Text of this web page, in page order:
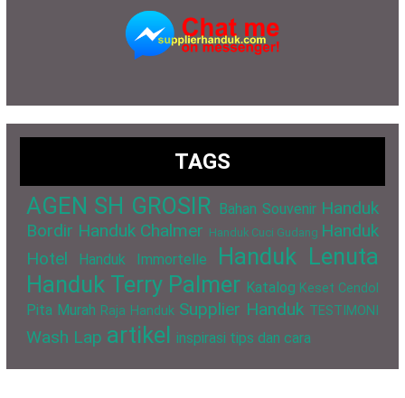
TAGS
AGEN SH GROSIR Bahan Souvenir Handuk
Bordir Handuk Chalmer Handuk Cuci Gudang Handuk
Hotel
Handuk Immortelle
Handuk Lenuta
Handuk Terry Palmer Katalog Keset Cendol
Pita Murah Raja Handuk Supplier Handuk TESTIMONI
Wash Lap artikel inspirasi tips dan cara